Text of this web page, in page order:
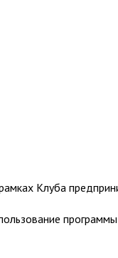
Клуба
программы